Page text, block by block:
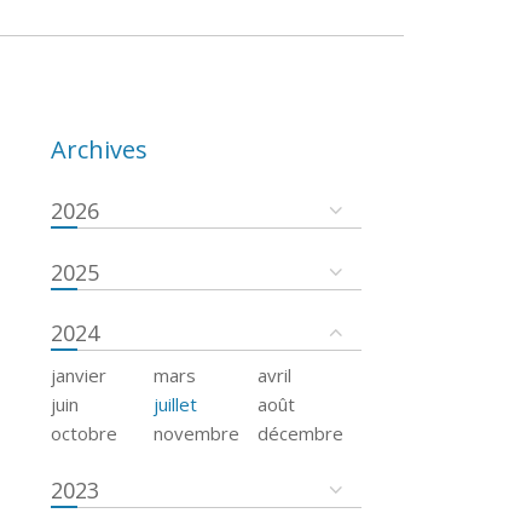
Archives
2026
2025
2024
janvier mars
avril
juin
juillet
août
octobre
novembre décembre
2023